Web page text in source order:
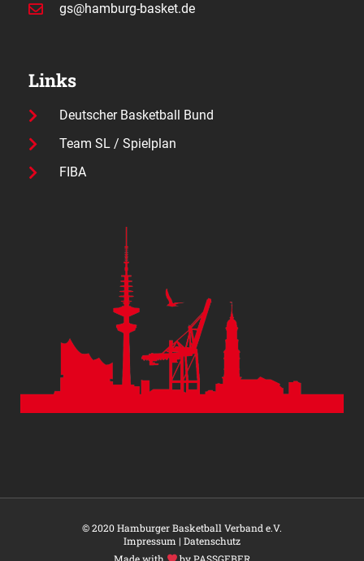
gs@hamburg-basket.de
Links
Deutscher Basketball Bund
Team SL / Spielplan
FIBA
© 2020 Hamburger Basketball Verband e.V.
Impressum | Datenschutz